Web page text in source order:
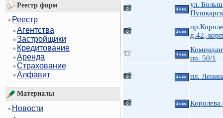
Реестр фирм
Реестр
Агентства
Застройщики
Кредитование
Аренда
Страхование
Алфавит
Материалы
Новости
4 ккв.
ул.
4 ккв.
д.42,
4 ккв.
пр. 50/1
4 ккв. пл.
4 ккв. Королева